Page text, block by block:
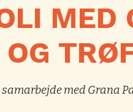
MED
OG
med Grana